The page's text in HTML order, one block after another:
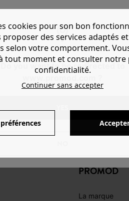
Do you want to be redirected to
FACEBOOK INSTAGRAM
PROMOD
La marque
cookies pour son bon
proposer des services adaptés
selon votre comportement.
tout moment et consulter notre
confidentialité.
Continuer sans accepter